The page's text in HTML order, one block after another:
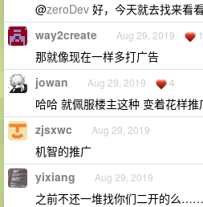
@zeroDev 好，今天就去找来看
way2create Aug 29, 2019 1
那就像现在一样多打广告
jowan Aug 29, 2019 4
哈哈 就佩服楼主这种 变着花样推
zjsxwc Aug 29, 2019
机智的推广
yixiang Aug 29, 2019
之前不还一堆找你们二开的么……